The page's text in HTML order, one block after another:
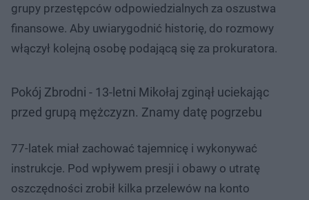
grupy przestępców odpowiedzialnych za oszustwa
finansowe. Aby uwiarygodnić historię, do rozmowy
włączył kolejną osobę podającą się za prokuratora.
Pokój Zbrodni - 13-letni Mikołaj zginął uciekając
przed grupą mężczyzn. Znamy datę pogrzebu
77-latek miał zachować tajemnicę i wykonywać
instrukcje. Pod wpływem presji i obawy o utratę
oszczędności zrobił kilka przelewów na konto